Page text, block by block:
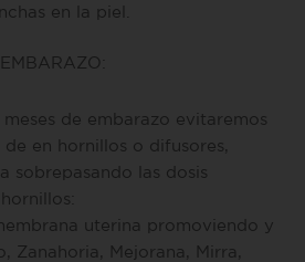
en la piel.
de embarazo evitaremos
en hornillos o difusores,
sobrepasando las dosis
uterina promoviendo y
Zanahoria, Mejorana, Mirra,